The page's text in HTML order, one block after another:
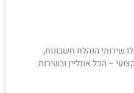
שירותי הנהלת חשבונות,
– הכל אונליין ובשירות